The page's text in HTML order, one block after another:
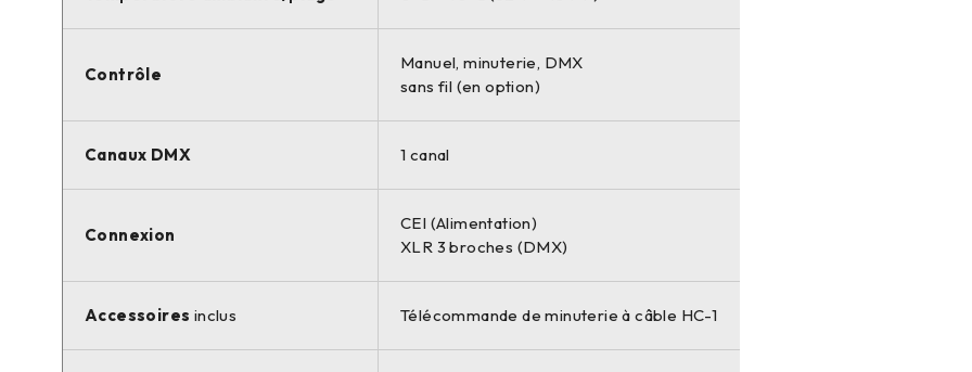
Contrôle
Manuel, minuterie, DMX
sans fil (en option)
Canaux DMX 1 canal
Connexion
CEI (Alimentation)
XLR 3 broches (DMX)
Accessoires inclus Télécommande de minuterie à câble HC-1